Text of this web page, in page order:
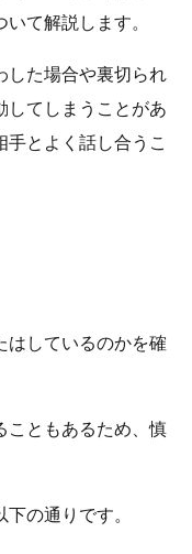
て解説します。
した場合や裏切られ
してしまうことがあ
手とよく話し合うこ
はしているのかを確
こともあるため、慎
の通りです。